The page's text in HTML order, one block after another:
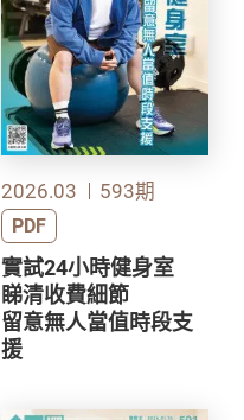
2026.03 593期
PDF
實試24小時健身室
睇清收費細節
留意無人當值時段支
援